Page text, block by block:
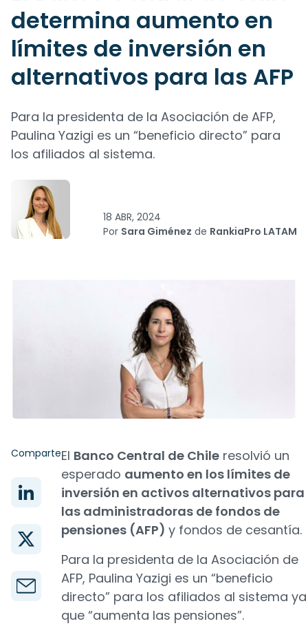
determina aumento en
límites de inversión en
alternativos para las AFP
Para la presidenta de la Asociación de AFP,
Paulina Yazigi es un “beneficio directo” para
los afiliados al sistema.
18 ABR, 2024
Por Sara Giménez de RankiaPro LATAM
ComparteEl Banco Central de Chile resolvió un
esperado aumento en los límites de
inversión en activos alternativos para
las administradoras de fondos de
pensiones (AFP) y fondos de cesantía.
Para la presidenta de la Asociación de
AFP, Paulina Yazigi es un “beneficio
directo” para los afiliados al sistema ya
que “aumenta las pensiones”.